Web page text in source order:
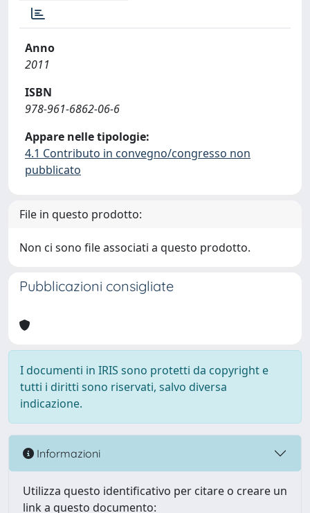
Anno
2011
ISBN
978-961-6862-06-6
Appare nelle tipologie:
4.1 Contributo in convegno/congresso non
pubblicato
File in questo prodotto:
Non ci sono file associati a questo prodotto.
Pubblicazioni consigliate
I documenti in IRIS sono protetti da copyright e
tutti i diritti sono riservati, salvo diversa
indicazione.
Informazioni
Utilizza questo identificativo per citare o creare un
link a questo documento: